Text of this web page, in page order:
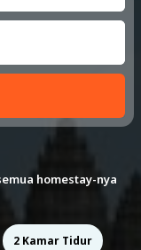
homestay-nya
2 Kamar Tidur